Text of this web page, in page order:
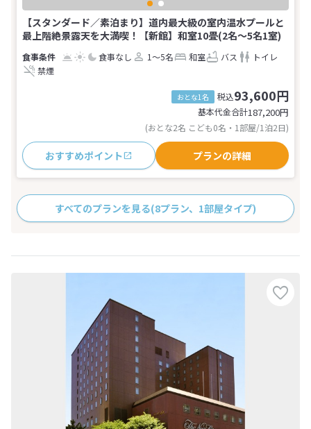
【スタンダード／素泊まり】道内最大級の室内温水プールと
最上階絶景露天を大満喫！【新館】和室10畳(2名～5名1室)
食事なし 1～5名 和室 バス
トイレ
禁煙
おとな1名 税込93,600円
基本代金合計187,200円
(おとな2名 こども0名・1部屋/1泊2日)
おすすめポイント プランの詳細
すべてのプランを見る(8プラン、1部屋タイプ)